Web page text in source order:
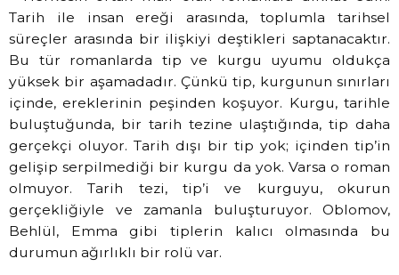
Tarih ile insan ereği arasında, toplumla tarihsel
süreçler arasında bir ilişkiyi deştikleri saptanacaktır.
Bu tür romanlarda tip ve kurgu uyumu oldukça
yüksek bir aşamadadır. Çünkü tip, kurgunun sınırları
içinde, ereklerinin peşinden koşuyor. Kurgu, tarihle
buluştuğunda, bir tarih tezine ulaştığında, tip daha
gerçekçi oluyor. Tarih dışı bir tip yok; içinden tip’in
gelişip serpilmediği bir kurgu da yok. Varsa o roman
olmuyor. Tarih tezi, tip’i ve kurguyu, okurun
gerçekliğiyle ve zamanla buluşturuyor. Oblomov,
Behlül, Emma gibi tiplerin kalıcı olmasında bu
durumun ağırlıklı bir rolü var.